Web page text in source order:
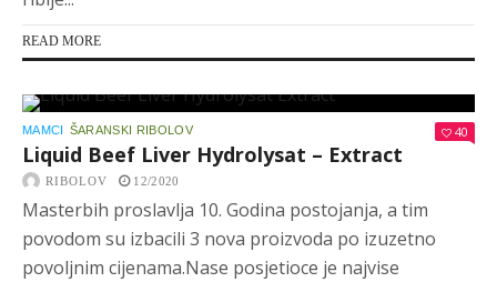
READ MORE
MAMCI ŠARANSKI RIBOLOV 40
Liquid Beef Liver Hydrolysat – Extract
RIBOLOV 12/2020
Masterbih proslavlja 10. Godina postojanja, a tim
povodom su izbacili 3 nova proizvoda po izuzetno
povoljnim cijenama.Nase posjetioce je najvise